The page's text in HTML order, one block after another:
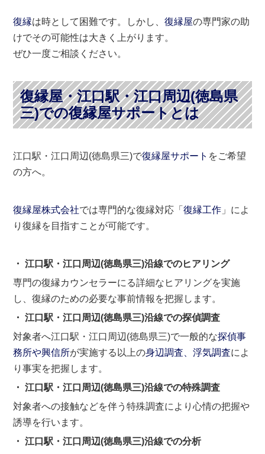
復縁は時として困難です。しかし、復縁屋の専門家の助
けでその可能性は大きく上がります。
ぜひ一度ご相談ください。
復縁屋・江口駅・江口周辺(徳島県
三)での復縁屋サポートとは
江口駅・江口周辺(徳島県三)で復縁屋サポート をご希望
の方へ。
復縁屋株式会社では専門的な復縁対応「復縁工作 」によ
り復縁を目指すことが可能です。
・ 江口駅・江口周辺(徳島県三)沿線でのヒアリング
専門の復縁カウンセラーにる詳細なヒアリングを実施
し、復縁のための必要な事前情報を把握します。
・ 江口駅・江口周辺(徳島県三)沿線での探偵調査
対象者へ江口駅・江口周辺(徳島県三)で一般的な探偵事
務所や興信所が実施する以上の身辺調査、浮気調査によ
り事実を把握します。
・ 江口駅・江口周辺(徳島県三)沿線での特殊調査
対象者への接触などを伴う特殊調査により心情の把握や
誘導を行います。
・ 江口駅・江口周辺(徳島県三)沿線での分析